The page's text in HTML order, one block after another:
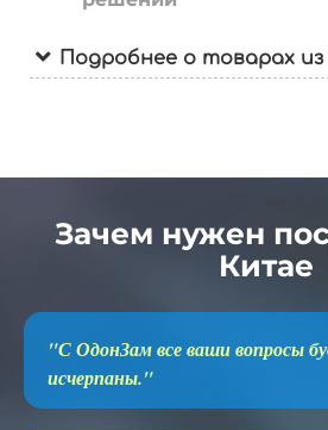
Подробнее о товарах
Зачем нужен
Китае
"С ОдонЗам все ваши вопросы
исчерпаны."